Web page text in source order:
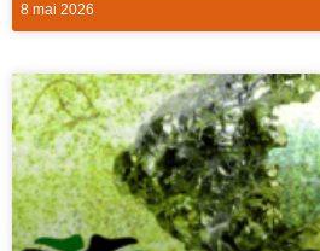
8 mai 2026